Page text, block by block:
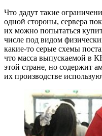
Что дадут такие
одной стороны, сервера
их можно попытаться
числе под видом
какие-то серые схемы
что масса выпускаемой в
этой стране, но содержит
их производстве